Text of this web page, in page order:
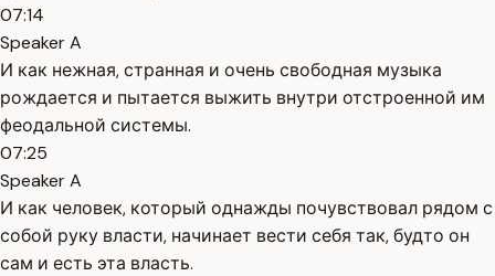
07:14
Speaker A
И как нежная, странная и очень свободная музыка
рождается и пытается выжить внутри отстроенной им
феодальной системы.
07:25
Speaker A
И как человек, который однажды почувствовал рядом с
собой руку власти, начинает вести себя так, будто он
сам и есть эта власть.